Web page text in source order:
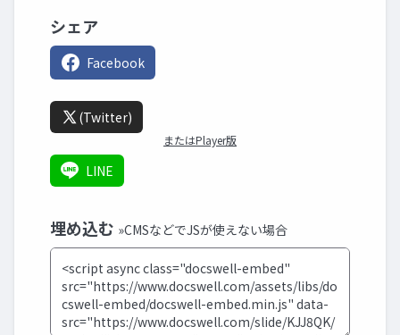
シェア
Facebook
(Twitter)
またはPlayer版
LINE
埋め込む »CMSなどでJSが使えない場合